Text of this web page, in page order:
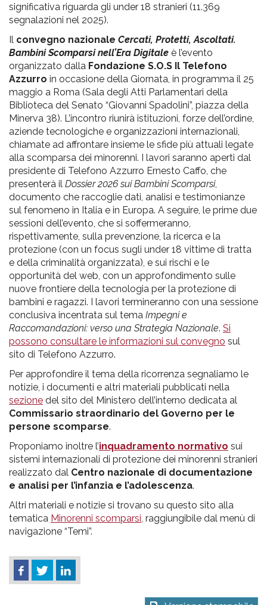
significativa riguarda gli under 18 stranieri (11.369
segnalazioni nel 2025).
Il convegno nazionale Cercati, Protetti, Ascoltati.
Bambini Scomparsi nell’Era Digitale è l’evento
organizzato dalla Fondazione S.O.S Il Telefono
Azzurro in occasione della Giornata, in programma il 25
maggio a Roma (Sala degli Atti Parlamentari della
Biblioteca del Senato “Giovanni Spadolini”, piazza della
Minerva 38). L’incontro riunirà istituzioni, forze dell’ordine,
aziende tecnologiche e organizzazioni internazionali,
chiamate ad affrontare insieme le sfide più attuali legate
alla scomparsa dei minorenni. I lavori saranno aperti dal
presidente di Telefono Azzurro Ernesto Caffo, che
presenterà il Dossier 2026 sui Bambini Scomparsi,
documento che raccoglie dati, analisi e testimonianze
sul fenomeno in Italia e in Europa. A seguire, le prime due
sessioni dell’evento, che si soffermeranno,
rispettivamente, sulla prevenzione, la ricerca e la
protezione (con un focus sugli under 18 vittime di tratta
e della criminalità organizzata), e sui rischi e le
opportunità del web, con un approfondimento sulle
nuove frontiere della tecnologia per la protezione di
bambini e ragazzi. I lavori termineranno con una sessione
conclusiva incentrata sul tema Impegni e
Raccomandazioni: verso una Strategia Nazionale. Si
possono consultare le informazioni sul convegno sul
sito di Telefono Azzurro.
Per approfondire il tema della ricorrenza segnaliamo le
notizie, i documenti e altri materiali pubblicati nella
sezione del sito del Ministero dell’interno dedicata al
Commissario straordinario del Governo per le
persone scomparse.
Proponiamo inoltre l’inquadramento normativo sui
sistemi internazionali di protezione dei minorenni stranieri
realizzato dal Centro nazionale di documentazione
e analisi per l’infanzia e l’adolescenza.
Altri materiali e notizie si trovano su questo sito alla
tematica Minorenni scomparsi , raggiungibile dal menù di
navigazione “Temi”.